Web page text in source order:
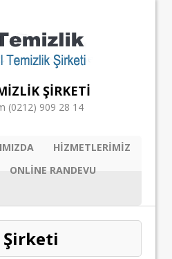
ŞIRKETI
(0212) 909 28 14
HIZMETLERIMIZ
ONLINE RANDEVU
Şirketi